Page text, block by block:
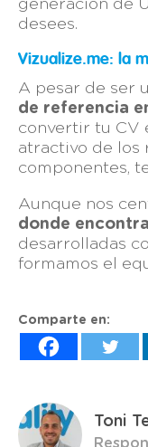
generación de
desees.
Vizualize.me: la
A pesar de ser
de referencia
convertir tu CV
atractivo de los
componentes,
Aunque nos
donde
desarrolladas
formamos el
Comparte en:
Toni